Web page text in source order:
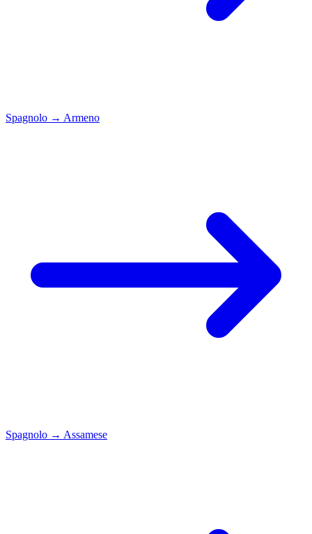
Spagnolo → Armeno
Spagnolo → Assamese